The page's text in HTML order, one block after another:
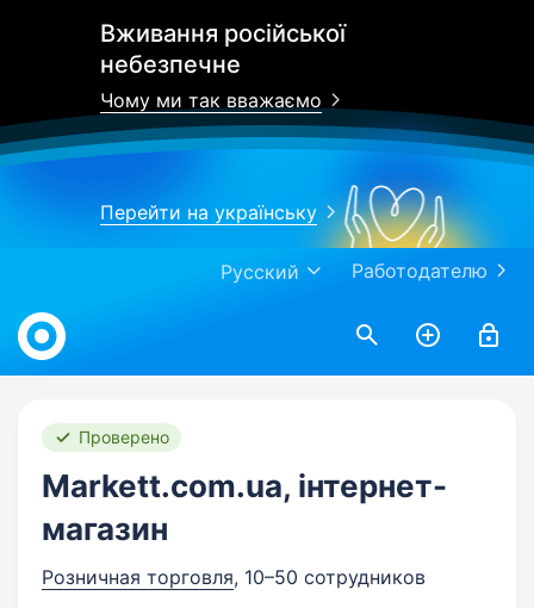
Вживання російської
небезпечне
Чому ми так вважаємо
Перейти на українську
Работодателю
Русский
Work.ua
Проверено
Markett.com.ua, інтернет-
магазин
Розничная торговля, 10–50 сотрудников